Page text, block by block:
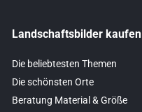
Landschaftsbilder kaufen
Die beliebtesten Themen
Die schönsten Orte
Beratung Material & Größe